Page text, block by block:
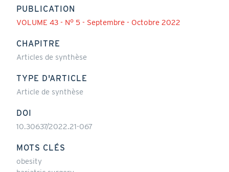
PUBLICATION
VOLUME 43 - N° 5 - Septembre - Octobre 2022
CHAPITRE
Articles de synthèse
TYPE D'ARTICLE
Article de synthèse
DOI
10.30637/2022.21-067
MOTS CLÉS
obesity